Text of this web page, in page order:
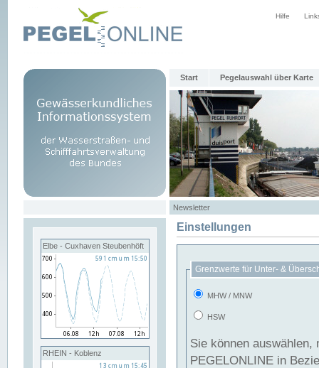
Hilfe
Start Pegelauswahl über Karte
Newsletter
Elbe - Cuxhaven Steubenhöft
RHEIN - Koblenz
Einstellungen
Grenzwerte für Unter- &
MHW / MNW
HSW
Sie können
PEGELONLINE in Beziehung